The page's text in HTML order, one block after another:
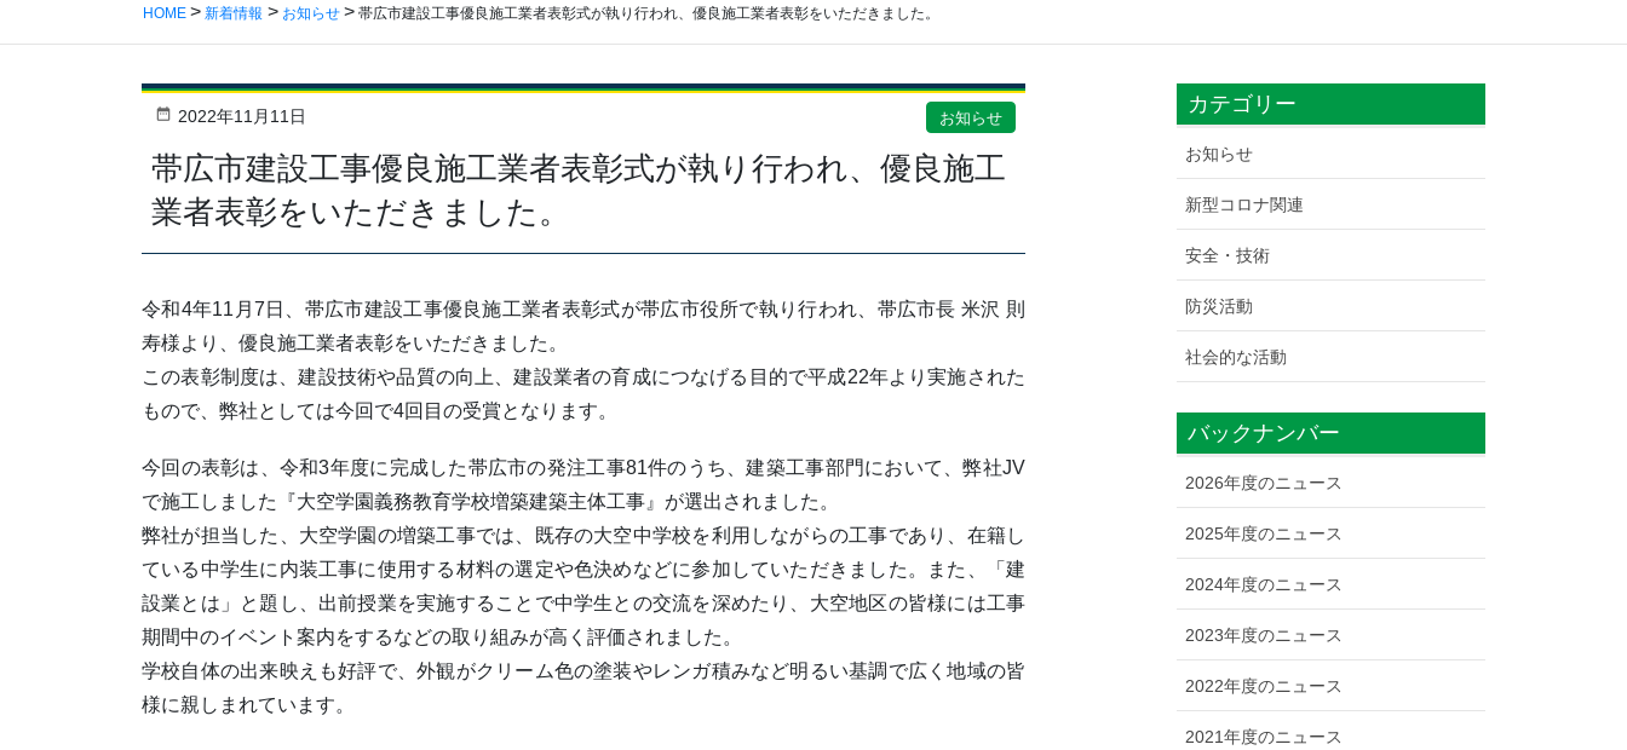
HOME 新着情報 お知らせ 帯広市建設工事優良施工業者表彰式が執り行われ、優良施工業者表彰をいただきました。
2022年11月11日 お知らせ
帯広市建設工事優良施工業者表彰式が執り行われ、優良施工
業者表彰をいただきました。
令和4年11月7日、帯広市建設工事優良施工業者表彰式が帯広市役所で執り行われ、帯広市長 米沢 則
寿様より、優良施工業者表彰をいただきました。
この表彰制度は、建設技術や品質の向上、建設業者の育成につなげる目的で平成22年より実施された
もので、弊社としては今回で4回目の受賞となります。
今回の表彰は、令和3年度に完成した帯広市の発注工事81件のうち、建築工事部門において、弊社JV
で施工しました『大空学園義務教育学校増築建築主体工事』が選出されました。
弊社が担当した、大空学園の増築工事では、既存の大空中学校を利用しながらの工事であり、在籍し
ている中学生に内装工事に使用する材料の選定や色決めなどに参加していただきました。また、「建
設業とは」と題し、出前授業を実施することで中学生との交流を深めたり、大空地区の皆様には工事
期間中のイベント案内をするなどの取り組みが高く評価されました。
学校自体の出来映えも好評で、外観がクリーム色の塗装やレンガ積みなど明るい基調で広く地域の皆
様に親しまれています。
カテゴリー
お知らせ
新型コロナ関連
安全・技術
防災活動
社会的な活動
バックナンバー
2026年度のニュース
2025年度のニュース
2024年度のニュース
2023年度のニュース
2022年度のニュース
2021年度のニュース